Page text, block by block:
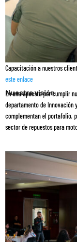
Capacitación a nuestros
este enlace
Nuestra visión
En una apuesta por cumplir
departamento de Innovación
complementan el portafolio,
sector de repuestos para